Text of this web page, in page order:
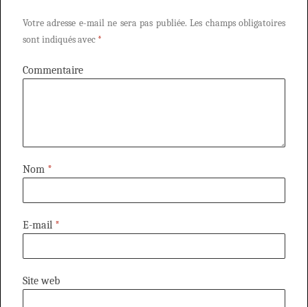
Votre adresse e-mail ne sera pas publiée. Les champs obligatoires
sont indiqués avec *
Commentaire
Nom *
E-mail *
Site web